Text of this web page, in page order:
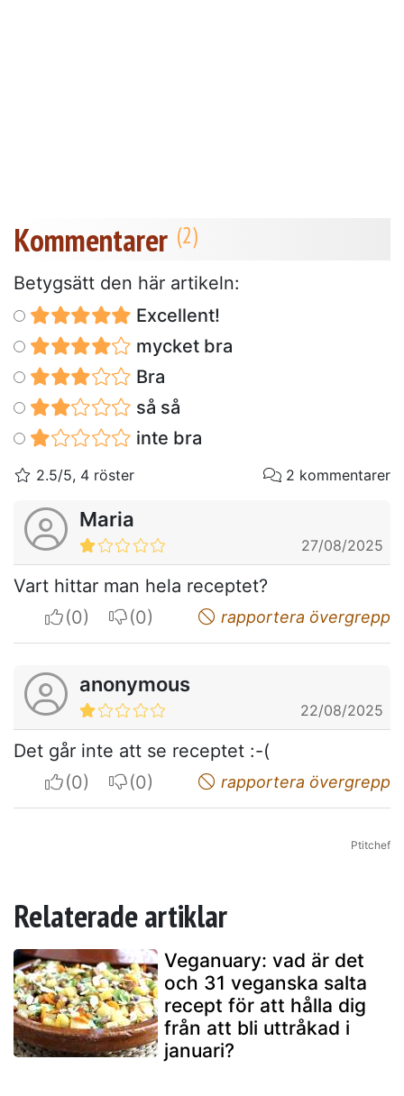
Kommentarer
Betygsätt den här artikeln:
Excellent!
mycket bra
Bra
så så
inte bra
2.5/5, 4 röster 2 kommentarer
Maria
27/08/2025
Vart hittar man hela receptet?
I apreciateI do not appreciaterapportera övergrepp
anonymous
22/08/2025
Det går inte att se receptet :-(
I apreciateI do not appreciaterapportera övergrepp
Ptitchef
Relaterade artiklar
Veganuary: vad är det
och 31 veganska salta
recept för att hålla dig
från att bli uttråkad i
januari?